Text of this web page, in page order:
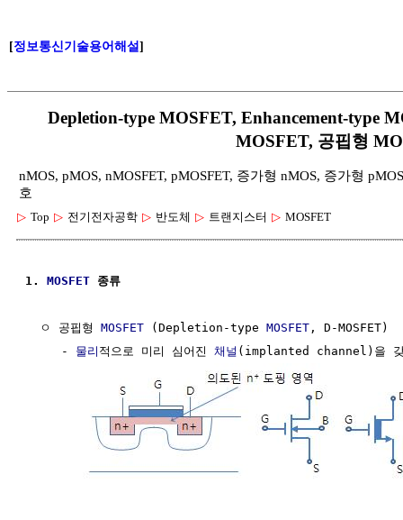
[정보통신기술용어해설]
Depletion-type MOSFET, Enhancement-type
MOSFET, 공핍형
nMOS, pMOS, nMOSFET, pMOSFET, 증가형 nMOS, 증가형
호
▷ Top ▷ 전기전자공학 ▷ 반도체 ▷ 트랜지스터 ▷ MOSFET
1. MOSFET 종류
  ㅇ 공핍형
MOSFET (Depletion-type MOSFET , D-MOSFET)
     -
물리 적으로 미리 심어진 채널 (implanted channel)을 갖